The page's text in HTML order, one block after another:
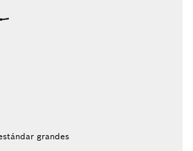
grandes